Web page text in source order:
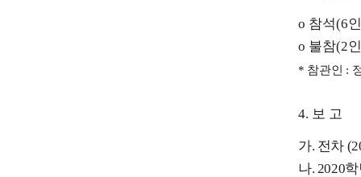
o 참석(6인
o 불참(2인
* 참관인 :
4. 보 고
가. 전차
나. 2020